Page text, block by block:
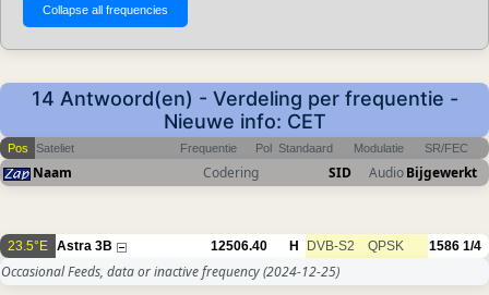
14 Antwoord(en) - Verdeling per frequentie -
Nieuwe info: CET
Pos Sateliet Frequentie Pol Standaard Modulatie SR/FEC
Naam Codering SID AudioBijgewerkt
23.5°E Astra 3B 12506.40 H DVB-S2 QPSK 1586 1/4
Occasional Feeds, data or inactive frequency(2024-12-25)